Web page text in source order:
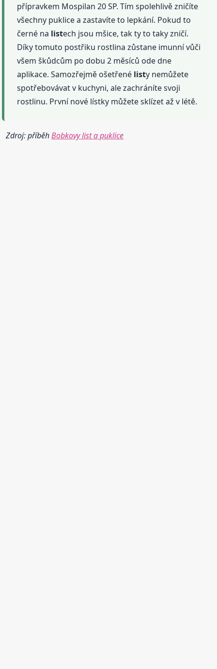
přípravkem Mospilan 20 SP. Tím spolehlivě zničíte
všechny puklice a zastavíte to lepkání. Pokud to
černé na listech jsou mšice, tak ty to taky zničí.
Díky tomuto postřiku rostlina zůstane imunní vůči
všem škůdcům po dobu 2 měsíců ode dne
aplikace. Samozřejmě ošetřené listy nemůžete
spotřebovávat v kuchyni, ale zachráníte svoji
rostlinu. První nové lístky můžete sklízet až v létě.
Zdroj: příběhBobkovy list a puklice